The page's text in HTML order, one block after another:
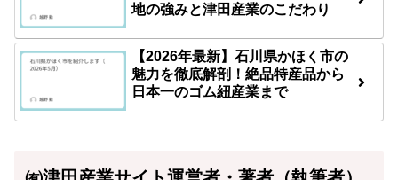
地の強みと津田産業のこだわり
【2026年最新】石川県かほく市の
魅力を徹底解剖！絶品特産品から
日本一のゴム紐産業まで